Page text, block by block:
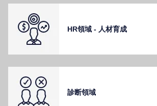
HR領域 - ⼈材育成
診断領域